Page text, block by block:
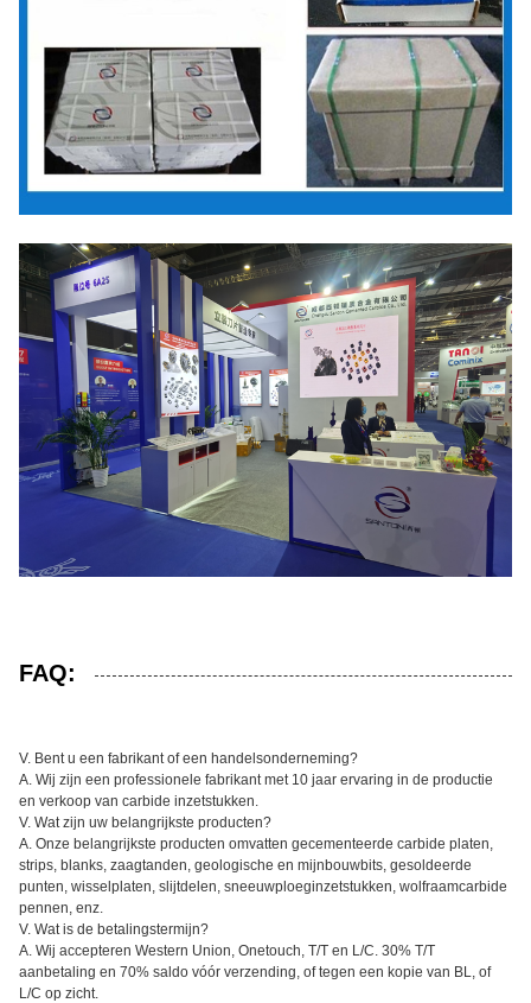
FAQ:
V. Bent u een fabrikant of een handelsonderneming?
A. Wij zijn een professionele fabrikant met 10 jaar ervaring in de productie
en verkoop van carbide inzetstukken.
V. Wat zijn uw belangrijkste producten?
A. Onze belangrijkste producten omvatten gecementeerde carbide platen,
strips, blanks, zaagtanden, geologische en mijnbouwbits, gesoldeerde
punten, wisselplaten, slijtdelen, sneeuwploeginzetstukken, wolfraamcarbide
pennen, enz.
V. Wat is de betalingstermijn?
A. Wij accepteren Western Union, Onetouch, T/T en L/C. 30% T/T
aanbetaling en 70% saldo vóór verzending, of tegen een kopie van BL, of
L/C op zicht.